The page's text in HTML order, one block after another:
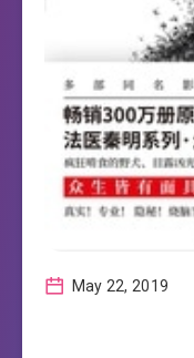
May 22, 2019